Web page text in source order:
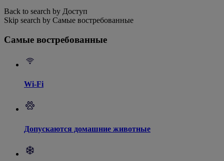
Back to search by Доступ
Skip search by Самые востребованные
Самые востребованные
Wi-Fi
Допускаются домашние животные